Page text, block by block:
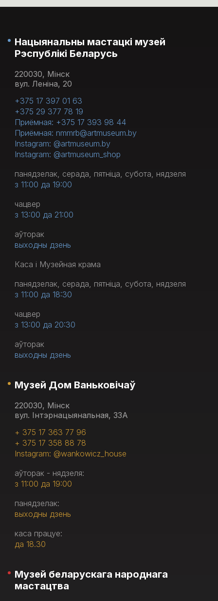
Нацыянальны мастацкі музей
Рэспублікі Беларусь
220030, Мінск
вул. Леніна, 20
+375 17 397 01 63
+375 29 377 78 19
Приёмная: +375 17 393 98 44
Приёмная: nmmrb@artmuseum.by
Instagram: @artmuseum.by
Instagram: @artmuseum_shop
панядзелак, серада, пятніца, субота, нядзеля
з 11:00 да 19:00
чацвер
з 13:00 да 21:00
аўторак
выходны дзень
Каса і Музейная крама
панядзелак, серада, пятніца, субота, нядзеля
з 11:00 да 18:30
чацвер
з 13:00 да 20:30
аўторак
выходны дзень
Музей Дом Ваньковічаў
220030, Мінск
вул. Інтэрнацыянальная, 33А
+ 375 17 363 77 96
+ 375 17 358 88 78
Instagram: @wankowicz_house
аўторак - нядзеля:
з 11:00 да 19:00
панядзелак:
выходны дзень
каса працуе:
да 18.30
Музей беларускага народнага
мастацтва